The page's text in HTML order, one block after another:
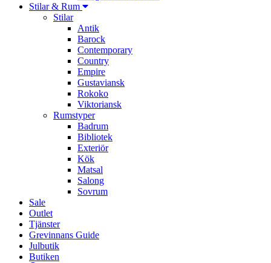
Stilar & Rum
Stilar
Antik
Barock
Contemporary
Country
Empire
Gustaviansk
Rokoko
Viktoriansk
Rumstyper
Badrum
Bibliotek
Exteriör
Kök
Matsal
Salong
Sovrum
Sale
Outlet
Tjänster
Grevinnans Guide
Julbutik
Butiken